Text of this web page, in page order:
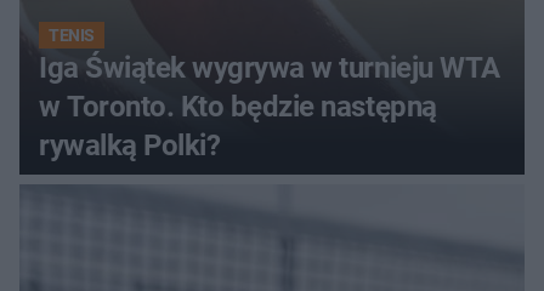
TENIS
Iga Świątek wygrywa w turnieju WTA
w Toronto. Kto będzie następną
rywalką Polki?